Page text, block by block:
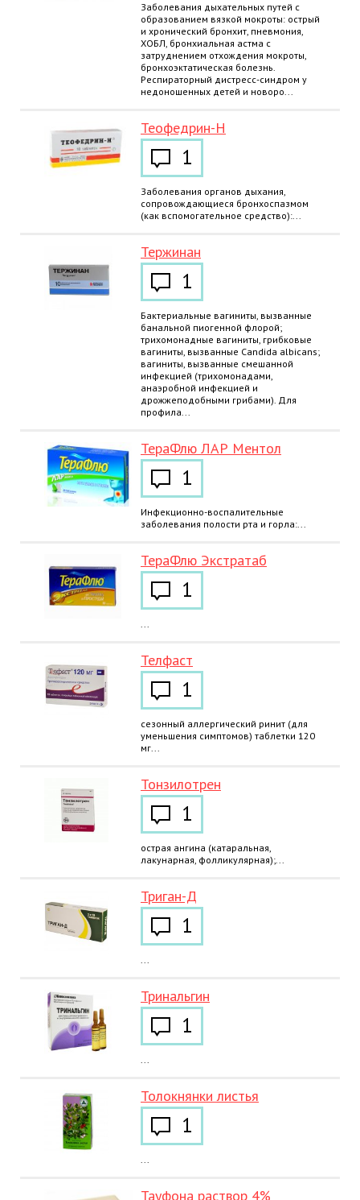
Заболевания дыхательных путей с
образованием вязкой мокроты: острый
и хронический бронхит, пневмония,
ХОБЛ, бронхиальная астма с
затруднением отхождения мокроты,
бронхоэктатическая болезнь.
Респираторный дистресс-синдром у
недоношенных детей и новоро...
Теофедрин-Н
1
Заболевания органов дыхания,
сопровождающиеся бронхоспазмом
(как вспомогательное средство):...
Тержинан
1
Бактериальные вагиниты, вызванные
банальной пиогенной флорой;
трихомонадные вагиниты, грибковые
вагиниты, вызванные Candida albicans;
вагиниты, вызванные смешанной
инфекцией (трихомонадами,
анаэробной инфекцией и
дрожжеподобными грибами). Для
профила...
ТераФлю ЛАР Ментол
1
Инфекционно-воспалительные
заболевания полости рта и горла:...
ТераФлю Экстратаб
1
...
Телфаст
1
сезонный аллергический ринит (для
уменьшения симптомов) таблетки 120
мг...
Тонзилотрен
1
острая ангина (катаральная,
лакунарная, фолликулярная);...
Триган-Д
1
...
Тринальгин
1
...
Толокнянки листья
1
...
Тауфона раствор 4%